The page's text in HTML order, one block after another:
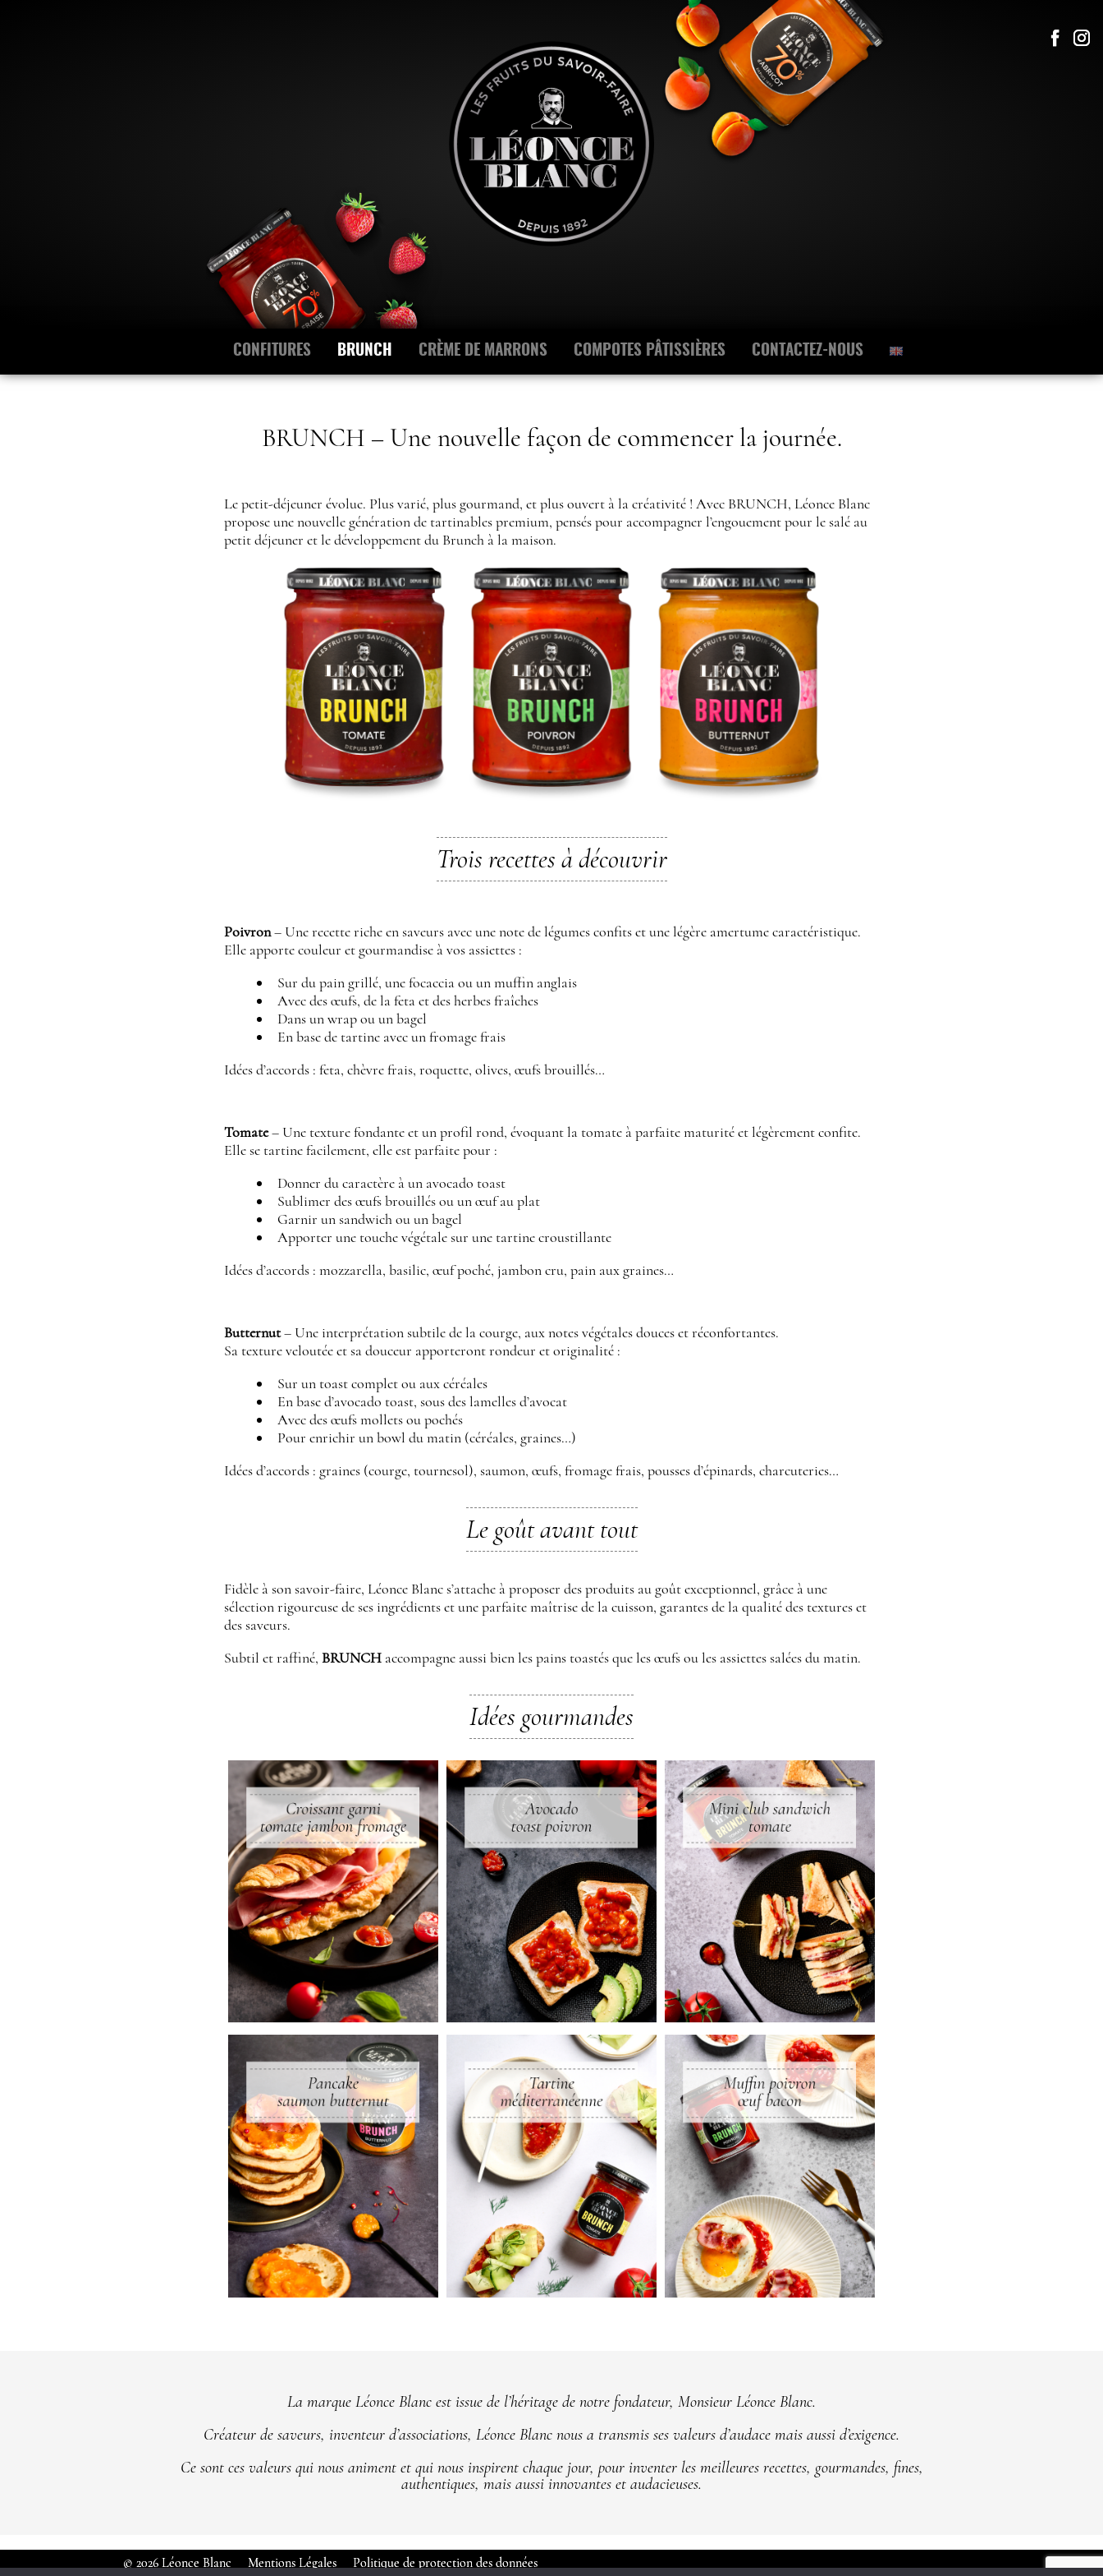
CONFITURES BRUNCH CRÈME DE MARRONS COMPOTES PÂTISSIÈRES CONTACTEZ-NOUS
BRUNCH – Une nouvelle façon de commencer la journée.
Le petit-déjeuner évolue. Plus varié, plus gourmand, et plus ouvert à la créativité ! Avec BRUNCH, Léonce Blanc
propose une nouvelle génération de tartinables premium, pensés pour accompagner l’engouement pour le salé au
petit déjeuner et le développement du Brunch à la maison.
Trois recettes à découvrir
Poivron– Une recette riche en saveurs avec une note de légumes confits et une légère amertume caractéristique.
Elle apporte couleur et gourmandise à vos assiettes :
Sur du pain grillé, une focaccia ou un muffin anglais
Avec des œufs, de la feta et des herbes fraîches
Dans un wrap ou un bagel
En base de tartine avec un fromage frais
Idées d’accords : feta, chèvre frais, roquette, olives, œufs brouillés…
Tomate– Une texture fondante et un profil rond, évoquant la tomate à parfaite maturité et légèrement confite.
Elle se tartine facilement, elle est parfaite pour :
Donner du caractère à un avocado toast
Sublimer des œufs brouillés ou un œuf au plat
Garnir un sandwich ou un bagel
Apporter une touche végétale sur une tartine croustillante
Idées d’accords : mozzarella, basilic, œuf poché, jambon cru, pain aux graines…
Butternut– Une interprétation subtile de la courge, aux notes végétales douces et réconfortantes.
Sa texture veloutée et sa douceur apporteront rondeur et originalité :
Sur un toast complet ou aux céréales
En base d’avocado toast, sous des lamelles d’avocat
Avec des œufs mollets ou pochés
Pour enrichir un bowl du matin (céréales, graines…)
Idées d’accords : graines (courge, tournesol), saumon, œufs, fromage frais, pousses d’épinards, charcuteries…
Le goût avant tout
Fidèle à son savoir-faire, Léonce Blanc s’attache à proposer des produits au goût exceptionnel, grâce à une
sélection rigoureuse de ses ingrédients et une parfaite maîtrise de la cuisson, garantes de la qualité des textures et
des saveurs.
Subtil et raffiné, BRUNCH accompagne aussi bien les pains toastés que les œufs ou les assiettes salées du matin.
Idées gourmandes
La marque Léonce Blanc est issue de l’héritage de notre fondateur, Monsieur Léonce Blanc.
Créateur de saveurs, inventeur d’associations, Léonce Blanc nous a transmis ses valeurs d’audace mais aussi d’exigence.
Ce sont ces valeurs qui nous animent et qui nous inspirent chaque jour, pour inventer les meilleures recettes, gourmandes, fines,
authentiques, mais aussi innovantes et audacieuses.
© 2026 Léonce Blanc Mentions Légales Politique de protection des données